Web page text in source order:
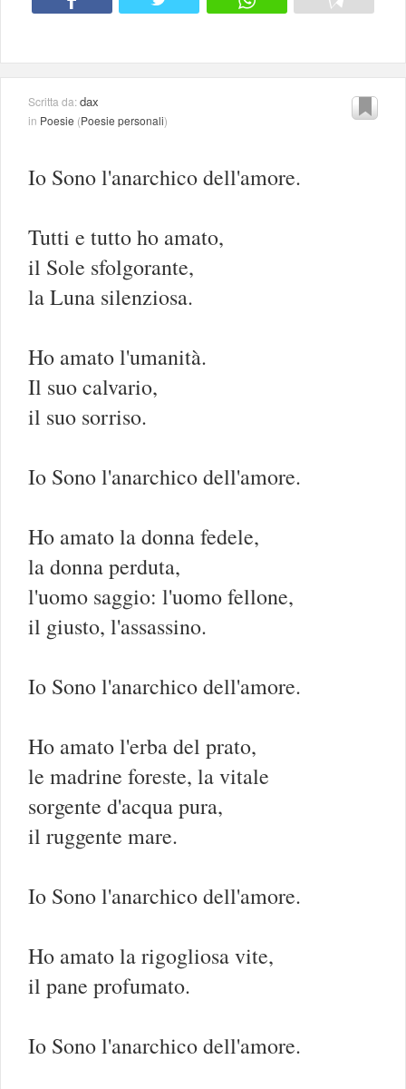
Scritta da:dax
in Poesie (Poesie personali)
Io Sono l'anarchico dell'amore.
Tutti e tutto ho amato,
il Sole sfolgorante,
la Luna silenziosa.
Ho amato l'umanità.
Il suo calvario,
il suo sorriso.
Io Sono l'anarchico dell'amore.
Ho amato la donna fedele,
la donna perduta,
l'uomo saggio: l'uomo fellone,
il giusto, l'assassino.
Io Sono l'anarchico dell'amore.
Ho amato l'erba del prato,
le madrine foreste, la vitale
sorgente d'acqua pura,
il ruggente mare.
Io Sono l'anarchico dell'amore.
Ho amato la rigogliosa vite,
il pane profumato.
Io Sono l'anarchico dell'amore.